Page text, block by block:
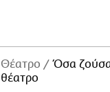
Θέατρο
Όσα
θέατρο